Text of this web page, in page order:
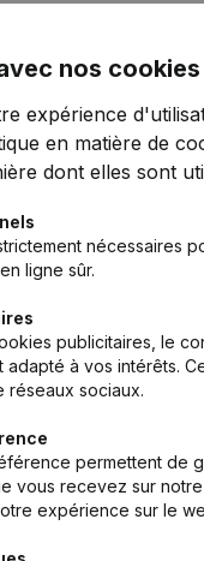
Constitution
nos cookies
expérience
en matière de
dont elles sont
nécessaires
ligne sûr.
publicitaires, le
adapté à vos intérêts.
réseaux sociaux.
permettent de
vous recevez sur
expérience sur le